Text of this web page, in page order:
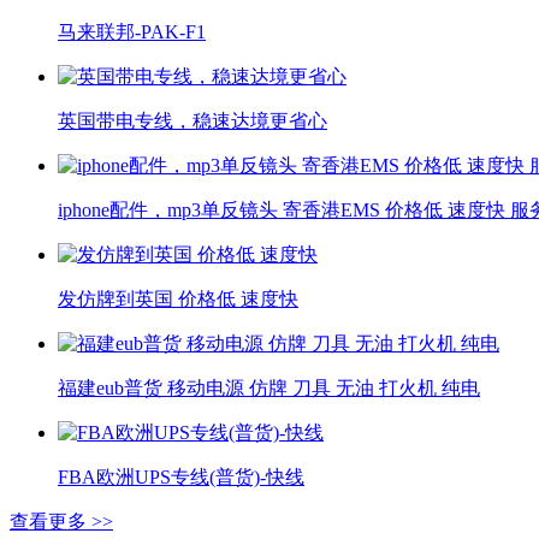
马来联邦-PAK-F1
英国带电专线，稳速达境更省心
iphone配件，mp3单反镜头 寄香港EMS 价格低 速度快 服
发仿牌到英国 价格低 速度快
福建eub普货 移动电源 仿牌 刀具 无油 打火机 纯电
FBA欧洲UPS专线(普货)-快线
查看更多 >>